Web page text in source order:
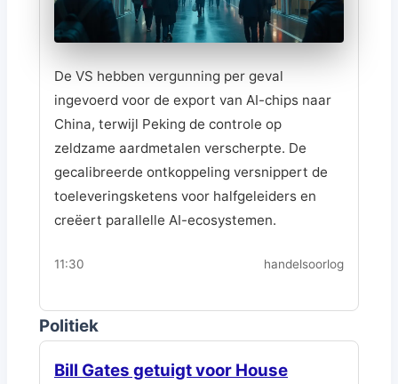
De VS hebben vergunning per geval
ingevoerd voor de export van AI-chips naar
China, terwijl Peking de controle op
zeldzame aardmetalen verscherpte. De
gecalibreerde ontkoppeling versnippert de
toeleveringsketens voor halfgeleiders en
creëert parallelle AI-ecosystemen.
11:30 handelsoorlog
Politiek
Bill Gates getuigt voor House